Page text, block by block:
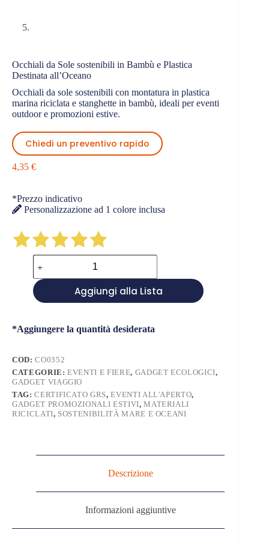
Occhiali da Sole sostenibili in Bambù e Plastica
Destinata all’Oceano
Occhiali da sole sostenibili con montatura in plastica
marina riciclata e stanghette in bambù, ideali per eventi
outdoor e promozioni estive.
Chiedi un preventivo rapido
4,35 €
*Prezzo indicativo
Personalizzazione ad 1 colore inclusa
Occhiali
da
Sole
sostenibili
in
Plastica
quantità
Aggiungi alla Lista
*Aggiungere la quantità desiderata
COD:CO0352
CATEGORIE:EVENTI E FIERE, GADGET ECOLOGICI,
GADGET VIAGGIO
TAG:CERTIFICATO GRS,EVENTI ALL'APERTO,
GADGET PROMOZIONALI ESTIVI,MATERIALI
RICICLATI, SOSTENIBILITÀ MARE E OCEANI
Descrizione
Informazioni aggiuntive